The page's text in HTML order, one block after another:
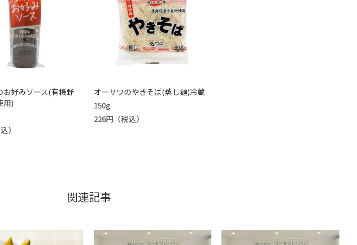
お好みソース(有機野
用)
）
オーサワのやきそば(蒸し麺)冷蔵
150g
226円（税込）
関連記事